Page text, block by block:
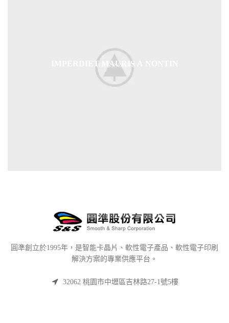
ACCESSORIES
IMPERDIET MAURIS A NONTIN
圓準創立於1995年，是智能卡晶片、軟性電子產品、軟性電子印刷
解決方案的專業供應平台。
32062 桃園市中壢區吉林路27-1號5樓